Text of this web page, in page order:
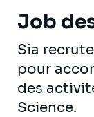
Job
Sia
pour
des
Science.